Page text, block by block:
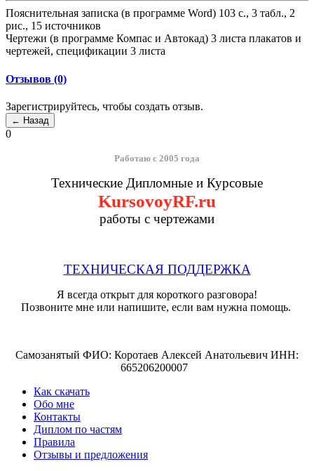
Пояснительная записка (в программе Word) 103 с., 3 табл., 2
рис., 15 источников
Чертежи (в программе Компас и Автокад) 3 листа плакатов и
чертежей, спецификации 3 листа
Отзывов (0)
Зарегистрируйтесь, чтобы создать отзыв.
0
Работаю с 2005 года
Технические Дипломные и Курсовые
KursovoyRF.ru
работы с чертежами
ТЕХНИЧЕСКАЯ ПОДДЕРЖКА
Я всегда открыт для короткого разговора!
Позвоните мне или напишите, если вам нужна помощь.
Самозанятый ФИО: Коротаев Алексей Анатольевич ИНН:
665206200007
Как скачать
Обо мне
Контакты
Диплом по частям
Правила
Отзывы и предложения